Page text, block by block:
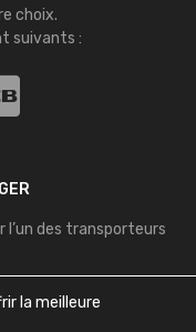
choix.
suivants :
des transporteurs
la meilleure